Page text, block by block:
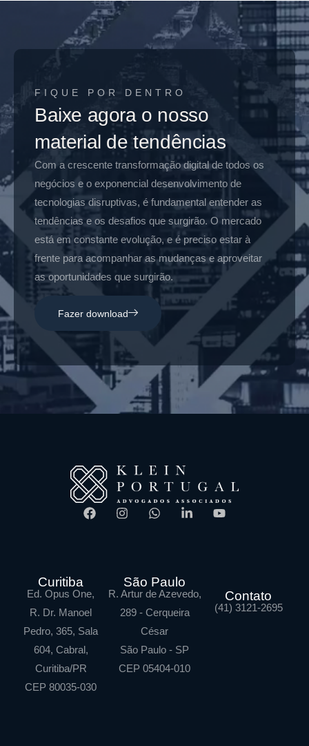
FIQUE POR DENTRO
Baixe agora o nosso
material de tendências
Com a crescente transformação digital de todos os
negócios e o exponencial desenvolvimento de
tecnologias disruptivas, é fundamental entender as
tendências e os desafios que surgirão. O mercado
está em constante evolução, e é preciso estar à
frente para acompanhar as mudanças e aproveitar
as oportunidades que surgirão.
Fazer download
Curitiba
Ed. Opus One,
R. Dr. Manoel
Pedro, 365, Sala
604, Cabral,
Curitiba/PR
CEP 80035-030
São Paulo
R. Artur de Azevedo,
289 - Cerqueira
César
São Paulo - SP
CEP 05404-010
Contato
(41) 3121-2695